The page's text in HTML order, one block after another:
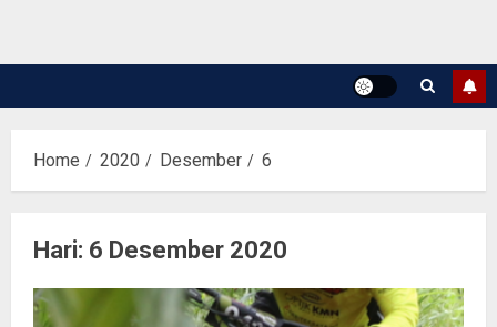
Home 2020 Desember 6
Hari: 6 Desember 2020